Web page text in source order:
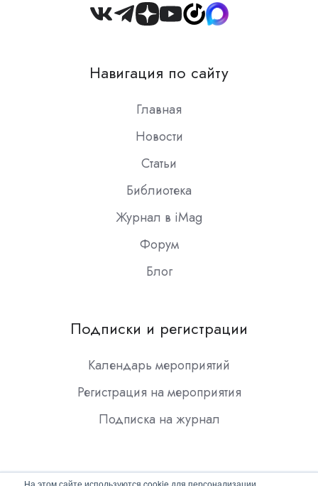
На этом сайте используются cookie для персонализации
Join
Slack
Навигация по сайту
Главная
Новости
Статьи
Библиотека
Журнал в iMag
Форум
Блог
Подписки и регистрации
Календарь мероприятий
Регистрация на мероприятия
Подписка на журнал